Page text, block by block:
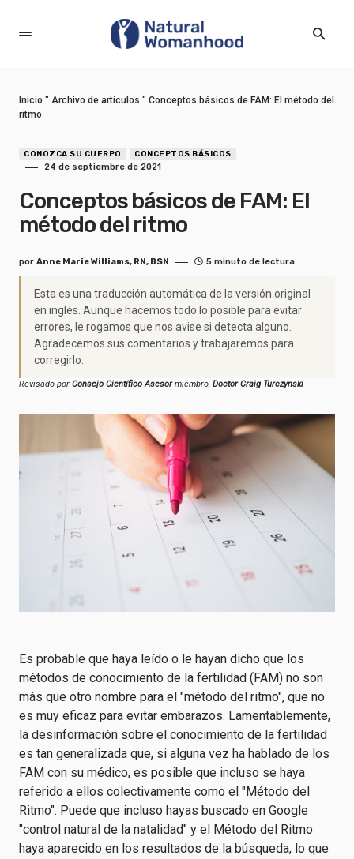
Inicio " Archivo de artículos " Conceptos básicos de FAM: El método del
ritmo
CONOZCA SU CUERPO CONCEPTOS BÁSICOS
24 de septiembre de 2021
Conceptos básicos de FAM: El
método del ritmo
por Anne Marie Williams, RN, BSN 5 minuto de lectura
Esta es una traducción automática de la versión original
en inglés. Aunque hacemos todo lo posible para evitar
errores, le rogamos que nos avise si detecta alguno.
Agradecemos sus comentarios y trabajaremos para
corregirlo.
Revisado por Consejo Científico Asesormiembro, Doctor Craig Turczynski
Es probable que haya leído o le hayan dicho que los
métodos de conocimiento de la fertilidad (FAM) no son
más que otro nombre para el "método del ritmo", que no
es muy eficaz para evitar embarazos. Lamentablemente,
la desinformación sobre el conocimiento de la fertilidad
es tan generalizada que, si alguna vez ha hablado de los
FAM con su médico, es posible que incluso se haya
referido a ellos colectivamente como el "Método del
Ritmo". Puede que incluso hayas buscado en Google
"control natural de la natalidad" y el Método del Ritmo
haya aparecido en los resultados de la búsqueda, lo que